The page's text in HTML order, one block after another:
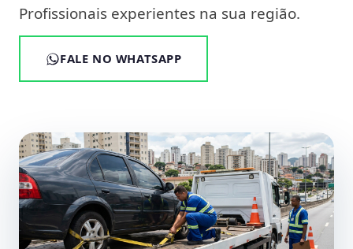
Profissionais experientes na sua região.
FALE NO WHATSAPP